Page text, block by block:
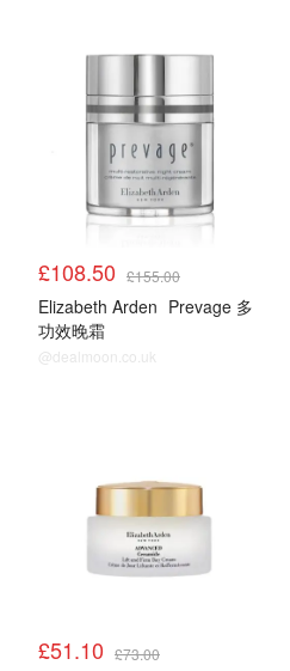
£108.50 £155.00
Elizabeth Arden Prevage 多
功效晚霜
@dealmoon.co.uk
£51.10 £73.00